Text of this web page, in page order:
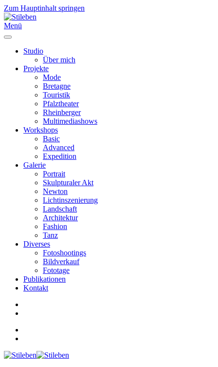
Zum Hauptinhalt springen
Menü
Studio
Über mich
Projekte
Mode
Bretagne
Touristik
Pfalztheater
Rheinberger
Multimediashows
Workshops
Basic
Advanced
Expedition
Galerie
Portrait
Skulpturaler Akt
Newton
Lichtinszenierung
Landschaft
Architektur
Fashion
Tanz
Diverses
Fotoshootings
Bildverkauf
Fototage
Publikationen
Kontakt